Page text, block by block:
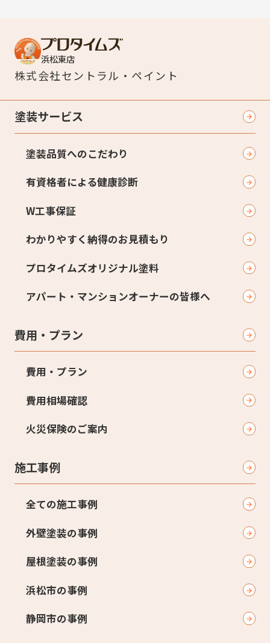
浜松東店
株式会社セントラル・ペイント
塗装サービス
塗装品質へのこだわり
有資格者による健康診断
W工事保証
わかりやすく納得のお見積もり
プロタイムズオリジナル塗料
アパート・マンションオーナーの皆様へ
費用・プラン
費用・プラン
費用相場確認
火災保険のご案内
施工事例
全ての施工事例
外壁塗装の事例
屋根塗装の事例
浜松市の事例
静岡市の事例